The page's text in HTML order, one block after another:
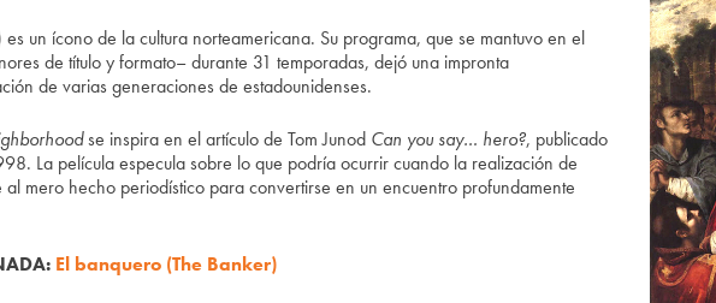
un ícono de la cultura norteamericana. Su programa, que se mantuvo en el
de título y formato– durante 31 temporadas, dejó una impronta
de varias generaciones de estadounidenses.
se inspira en el artículo de Tom Junod Can you say… hero?, publicado
La película especula sobre lo que podría ocurrir cuando la realización de
al mero hecho periodístico para convertirse en un encuentro profundamente
El banquero (The Banker)